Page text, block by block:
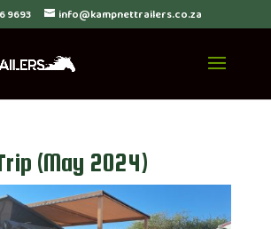
9693 info@kampnettrailers.co.za
(May 2024)